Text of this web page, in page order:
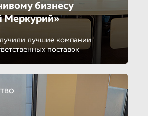
бизнесу
Меркурий»
лучшие компании
поставок